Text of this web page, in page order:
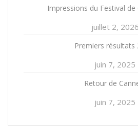
Impressions du Festival de
juillet 2, 2026
Premiers résultats
juin 7, 2025
Retour de
juin 7, 2025